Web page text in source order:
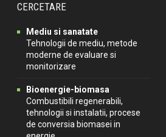
CERCETARE
Mediu si sanatate
Tehnologii de mediu, metode
moderne de evaluare si
monitorizare
Bioenergie-biomasa
Combustibili regenerabili,
tehnologii si instalatii, procese
de conversia biomasei in